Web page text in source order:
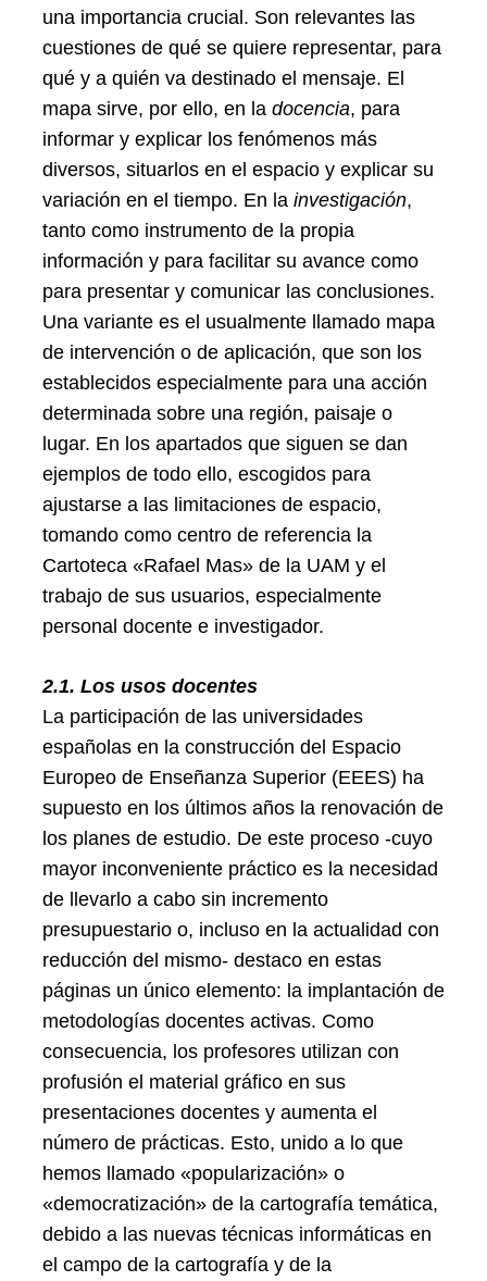
una importancia crucial. Son relevantes las
cuestiones de qué se quiere representar, para
qué y a quién va destinado el mensaje. El
mapa sirve, por ello, en la docencia, para
informar y explicar los fenómenos más
diversos, situarlos en el espacio y explicar su
variación en el tiempo. En la investigación,
tanto como instrumento de la propia
información y para facilitar su avance como
para presentar y comunicar las conclusiones.
Una variante es el usualmente llamado mapa
de intervención o de aplicación, que son los
establecidos especialmente para una acción
determinada sobre una región, paisaje o
lugar. En los apartados que siguen se dan
ejemplos de todo ello, escogidos para
ajustarse a las limitaciones de espacio,
tomando como centro de referencia la
Cartoteca «Rafael Mas» de la UAM y el
trabajo de sus usuarios, especialmente
personal docente e investigador.
2.1. Los usos docentes
La participación de las universidades
españolas en la construcción del Espacio
Europeo de Enseñanza Superior (EEES) ha
supuesto en los últimos años la renovación de
los planes de estudio. De este proceso -cuyo
mayor inconveniente práctico es la necesidad
de llevarlo a cabo sin incremento
presupuestario o, incluso en la actualidad con
reducción del mismo- destaco en estas
páginas un único elemento: la implantación de
metodologías docentes activas. Como
consecuencia, los profesores utilizan con
profusión el material gráfico en sus
presentaciones docentes y aumenta el
número de prácticas. Esto, unido a lo que
hemos llamado «popularización» o
«democratización» de la cartografía temática,
debido a las nuevas técnicas informáticas en
el campo de la cartografía y de la